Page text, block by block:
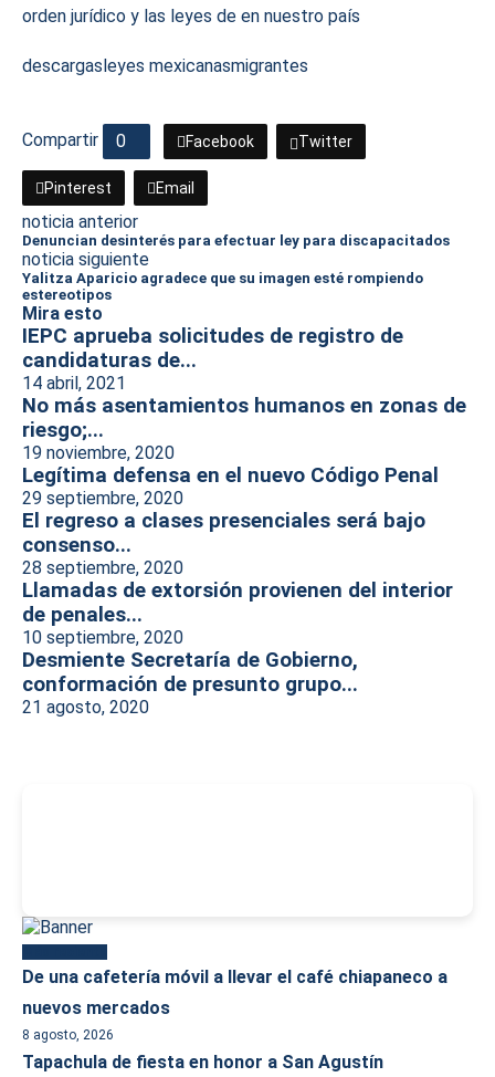
orden jurídico y las leyes de en nuestro país
descargasleyes mexicanasmigrantes
Compartir 0 Facebook Twitter
Pinterest Email
noticia anterior
Denuncian desinterés para efectuar ley para discapacitados
noticia siguiente
Yalitza Aparicio agradece que su imagen esté rompiendo
estereotipos
Mira esto
IEPC aprueba solicitudes de registro de
candidaturas de...
14 abril, 2021
No más asentamientos humanos en zonas de
riesgo;...
19 noviembre, 2020
Legítima defensa en el nuevo Código Penal
29 septiembre, 2020
El regreso a clases presenciales será bajo
consenso...
28 septiembre, 2020
Llamadas de extorsión provienen del interior
de penales...
10 septiembre, 2020
Desmiente Secretaría de Gobierno,
conformación de presunto grupo...
21 agosto, 2020
De una cafetería móvil a llevar el café chiapaneco a
nuevos mercados
8 agosto, 2026
Tapachula de fiesta en honor a San Agustín